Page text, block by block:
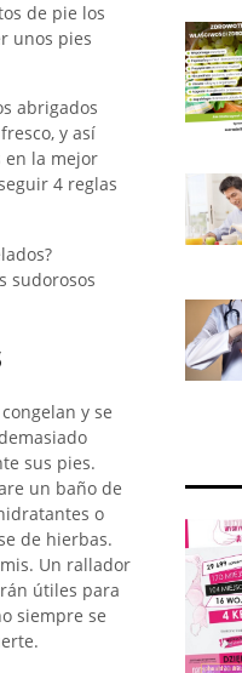
de pie los
unos pies
abrigados
y así
en la mejor
4 reglas
sudorosos
y se
sus pies.
un baño de
o
de hierbas.
Un rallador
útiles para
siempre se